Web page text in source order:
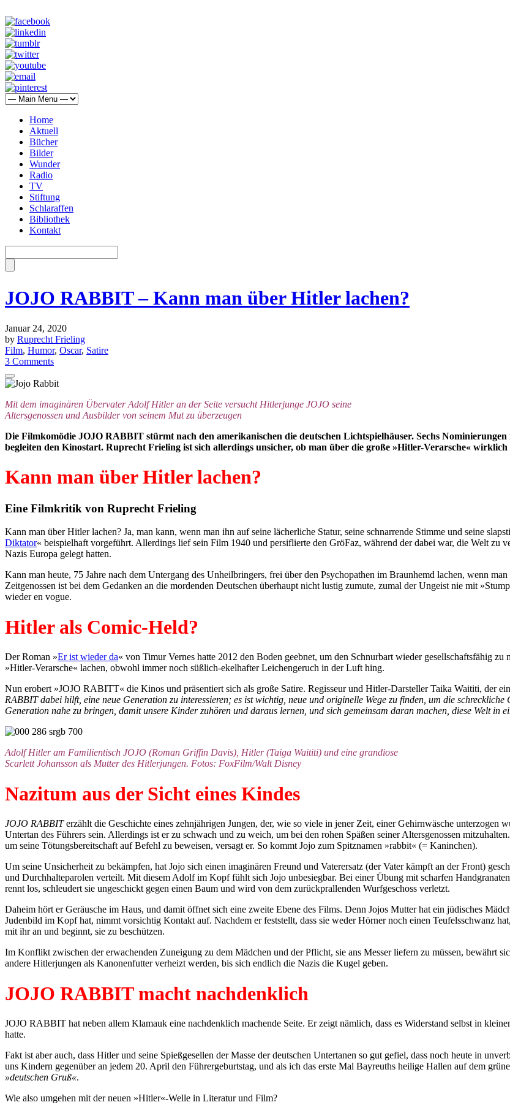
Home
Aktuell
Bücher
Bilder
Wunder
Radio
TV
Stiftung
Schlaraffen
Bibliothek
Kontakt
JOJO RABBIT – Kann man über Hitler lachen?
Januar 24, 2020
by Ruprecht Frieling
Film, Humor, Oscar, Satire
3 Comments
Mit dem imaginären Übervater Adolf Hitler an der Seite versucht Hitlerjunge JOJO seine
Altersgenossen und Ausbilder von seinem Mut zu überzeugen
Die Filmkomödie JOJO RABBIT stürmt nach den amerikanischen die deutschen Lichtspielhäuser. Sechs
begleiten den Kinostart. Ruprecht Frieling ist sich allerdings unsicher, ob man über die große »Hitler-Verarsche« wirklich
Kann man über Hitler lachen?
Eine Filmkritik von Ruprecht Frieling
Kann man über Hitler lachen? Ja, man kann, wenn man ihn auf seine lächerliche Statur, seine schnarrende Stimme und seine
Diktator« beispielhaft vorgeführt. Allerdings lief sein Film 1940 und persiflierte den GröFaz, während der dabei war, die Welt zu
Nazis Europa gelegt hatten.
Kann man heute, 75 Jahre nach dem Untergang des Unheilbringers, frei über den Psychopathen im Braunhemd lachen, wenn
Zeitgenossen ist bei dem Gedanken an die mordenden Deutschen überhaupt nicht lustig zumute, zumal der Ungeist nie mit
wieder en vogue.
Hitler als Comic-Held?
Der Roman »Er ist wieder da« von Timur Vernes hatte 2012 den Boden geebnet, um den Schnurbart wieder gesellschaftsfähig
»Hitler-Verarsche« lachen, obwohl immer noch süßlich-ekelhafter Leichengeruch in der Luft hing.
Nun erobert »JOJO RABITT« die Kinos und präsentiert sich als große Satire. Regisseur und Hitler-Darsteller Taika Waititi, der
RABBIT dabei hilft, eine neue Generation zu interessieren; es ist wichtig, neue und originelle Wege zu finden, um die
Generation nahe zu bringen, damit unsere Kinder zuhören und daraus lernen, und sich gemeinsam daran machen, diese Welt in
Adolf Hitler am Familientisch JOJO (Roman Griffin Davis), Hitler (Taiga Waititi) und eine grandiose
Scarlett Johansson als Mutter des Hitlerjungen. Fotos: FoxFilm/Walt Disney
Nazitum aus der Sicht eines Kindes
JOJO RABBITerzählt die Geschichte eines zehnjährigen Jungen, der, wie so viele in jener Zeit, einer Gehirnwäsche
Untertan des Führers sein. Allerdings ist er zu schwach und zu weich, um bei den rohen Späßen seiner Altersgenossen
um seine Tötungsbereitschaft auf Befehl zu beweisen, versagt er. So kommt Jojo zum Spitznamen »rabbit« (= Kaninchen).
Um seine Unsicherheit zu bekämpfen, hat Jojo sich einen imaginären Freund und Vaterersatz (der Vater kämpft an der Front)
und Durchhalteparolen verteilt. Mit diesem Adolf im Kopf fühlt sich Jojo unbesiegbar. Bei einer Übung mit scharfen
rennt los, schleudert sie ungeschickt gegen einen Baum und wird von dem zurückprallenden Wurfgeschoss verletzt.
Daheim hört er Geräusche im Haus, und damit öffnet sich eine zweite Ebene des Films. Denn Jojos Mutter hat ein jüdisches
Judenbild im Kopf hat, nimmt vorsichtig Kontakt auf. Nachdem er feststellt, dass sie weder Hörner noch einen Teufelsschwanz
mit ihr an und beginnt, sie zu beschützen.
Im Konflikt zwischen der erwachenden Zuneigung zu dem Mädchen und der Pflicht, sie ans Messer liefern zu müssen, bewährt
andere Hitlerjungen als Kanonenfutter verheizt werden, bis sich endlich die Nazis die Kugel geben.
JOJO RABBIT macht nachdenklich
JOJO RABBIT hat neben allem Klamauk eine nachdenklich machende Seite. Er zeigt nämlich, dass es Widerstand selbst in
hatte.
Fakt ist aber auch, dass Hitler und seine Spießgesellen der Masse der deutschen Untertanen so gut gefiel, dass noch heute in
uns Kindern gegenüber an jedem 20. April den Führergeburtstag, und als ich das erste Mal Bayreuths heilige Hallen auf dem
»deutschen Gruß«.
Wie also umgehen mit der neuen »Hitler«-Welle in Literatur und Film?